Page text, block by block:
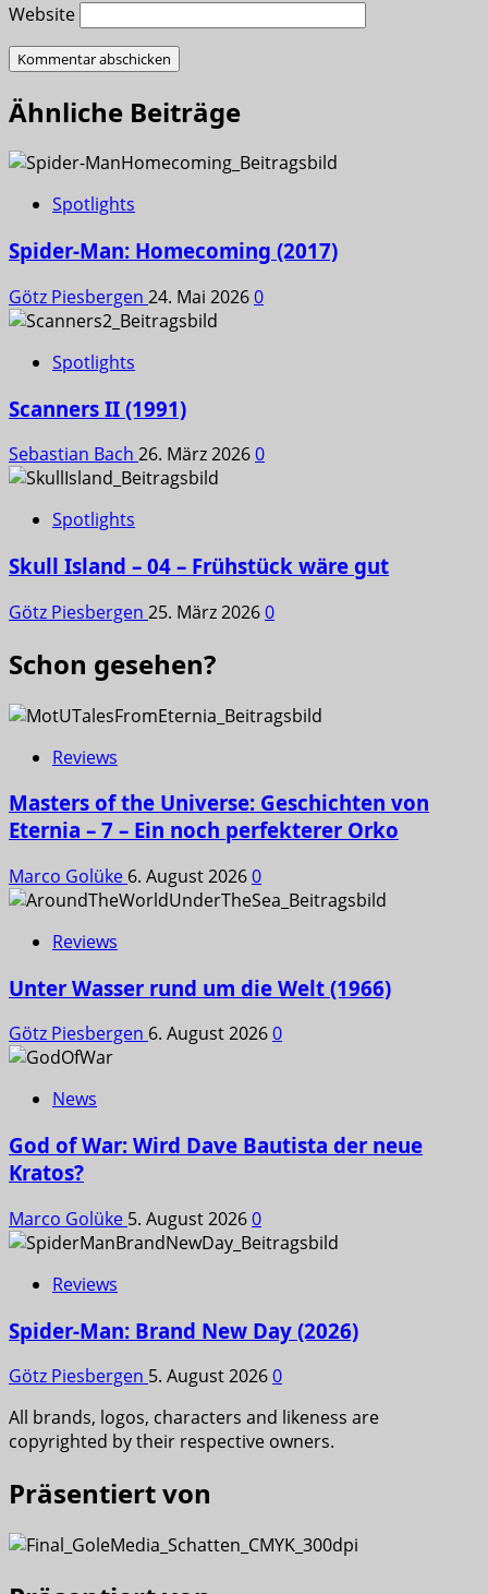
Website
Ähnliche Beiträge
Spotlights
Spider-Man: Homecoming (2017)
Götz Piesbergen 24. Mai 20260
Spotlights
Scanners II (1991)
Sebastian Bach 26. März 20260
Spotlights
Skull Island – 04 – Frühstück wäre gut
Götz Piesbergen 25. März 20260
Schon gesehen?
Reviews
Masters of the Universe: Geschichten von
Eternia – 7 – Ein noch perfekterer Orko
Marco Golüke 6. August 20260
Reviews
Unter Wasser rund um die Welt (1966)
Götz Piesbergen 6. August 20260
News
God of War: Wird Dave Bautista der neue
Kratos?
Marco Golüke 5. August 20260
Reviews
Spider-Man: Brand New Day (2026)
Götz Piesbergen 5. August 20260
All brands, logos, characters and likeness are
copyrighted by their respective owners.
Präsentiert von